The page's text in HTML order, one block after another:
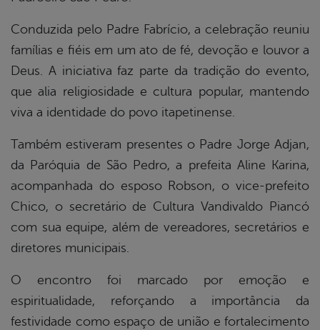
Conduzida pelo Padre Fabrício, a celebração reuniu
famílias e fiéis em um ato de fé, devoção e louvor a
Deus. A iniciativa faz parte da tradição do evento,
que alia religiosidade e cultura popular, mantendo
viva a identidade do povo itapetinense.
Também estiveram presentes o Padre Jorge Adjan,
da Paróquia de São Pedro, a prefeita Aline Karina,
acompanhada do esposo Robson, o vice-prefeito
Chico, o secretário de Cultura Vandivaldo Piancó
com sua equipe, além de vereadores, secretários e
diretores municipais.
O encontro foi marcado por emoção e
espiritualidade, reforçando a importância da
festividade como espaço de união e fortalecimento